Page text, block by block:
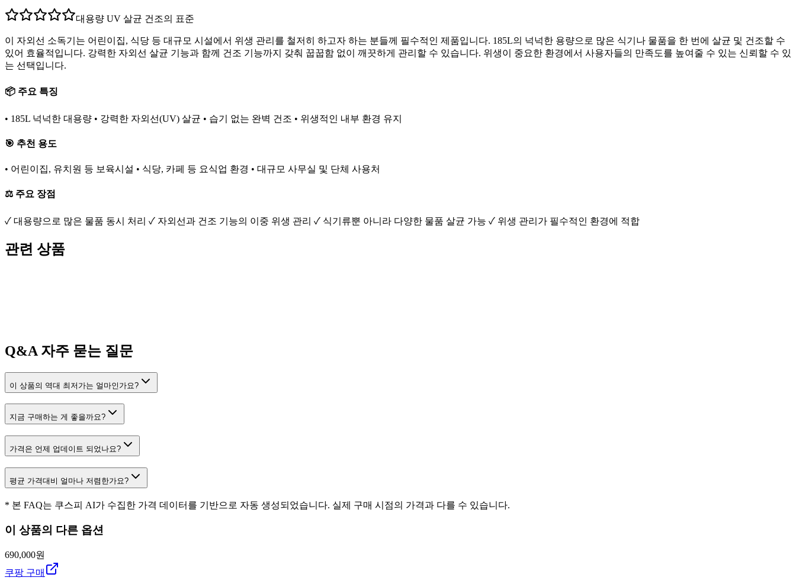
대용량 UV 살균 건조의 표준
이 자외선 소독기는 어린이집, 식당 등 대규모 시설에서 위생 관리를 철저히 하고자 하는 분들께 필수적인 제품입니다. 185L의 넉넉한 용량으로 많은 식기나 물품을 한 번에 살균 및 건조할 수
있어 효율적입니다. 강력한 자외선 살균 기능과 함께 건조 기능까지 갖춰 꿉꿉함 없이 깨끗하게 관리할 수 있습니다. 위생이 중요한 환경에서 사용자들의 만족도를 높여줄 수 있는 신뢰할 수 있
는 선택입니다.
📦 주요 특징
• 185L 넉넉한 대용량 • 강력한 자외선(UV) 살균 • 습기 없는 완벽 건조 • 위생적인 내부 환경 유지
🎯 추천 용도
• 어린이집, 유치원 등 보육시설 • 식당, 카페 등 요식업 환경 • 대규모 사무실 및 단체 사용처
⚖️ 주요 장점
✓ 대용량으로 많은 물품 동시 처리 ✓ 자외선과 건조 기능의 이중 위생 관리 ✓ 식기류뿐 아니라 다양한 물품 살균 가능 ✓ 위생 관리가 필수적인 환경에 적합
관련 상품
Q&A 자주 묻는 질문
이 상품의 역대 최저가는 얼마인가요?
지금 구매하는 게 좋을까요?
가격은 언제 업데이트 되었나요?
평균 가격대비 얼마나 저렴한가요?
* 본 FAQ는 쿠스피 AI가 수집한 가격 데이터를 기반으로 자동 생성되었습니다. 실제 구매 시점의 가격과 다를 수 있습니다.
이 상품의 다른 옵션
690,000원
쿠팡 구매